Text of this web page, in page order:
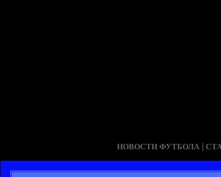
НОВОСТИ ФУТБОЛА |